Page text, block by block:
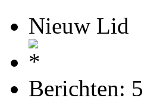
Nieuw Lid
Berichten: 5